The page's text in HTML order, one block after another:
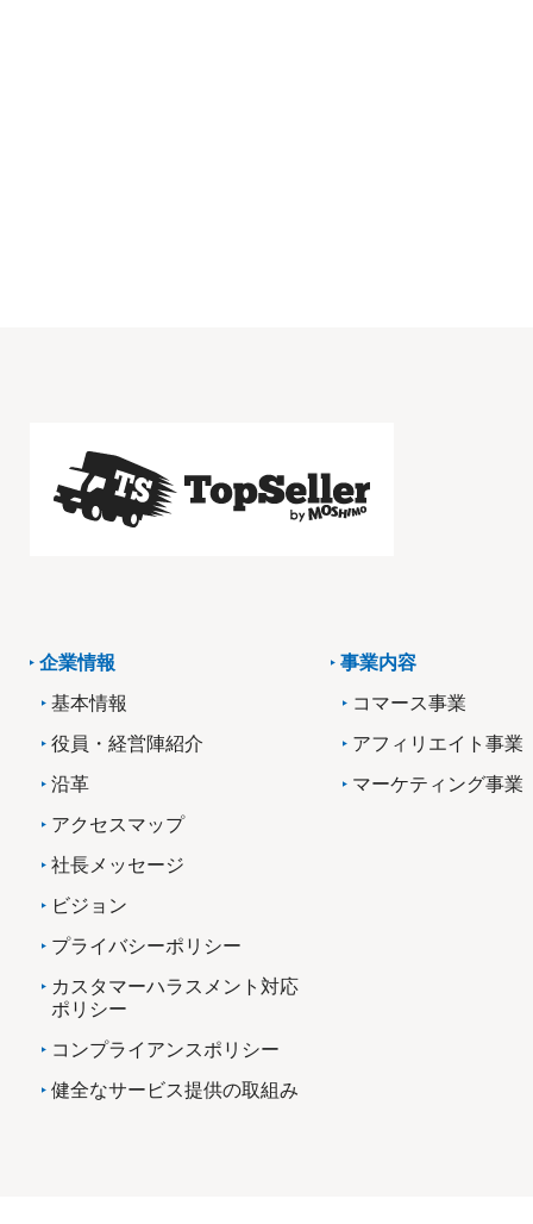
企業情報
基本情報
役員・経営陣紹介
沿革
アクセスマップ
社長メッセージ
ビジョン
プライバシーポリシー
カスタマーハラスメント対応
ポリシー
コンプライアンスポリシー
健全なサービス提供の取組み
事業内容
コマース事業
アフィリエイト事業
マーケティング事業